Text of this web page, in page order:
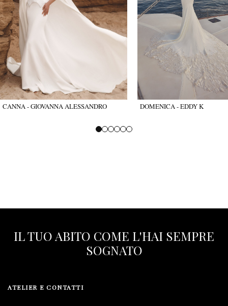
CANNA - GIOVANNA ALESSANDRO DOMENICA - EDDY K
IL TUO ABITO COME L'HAI SEMPRE
SOGNATO
ATELIER E CONTATTI